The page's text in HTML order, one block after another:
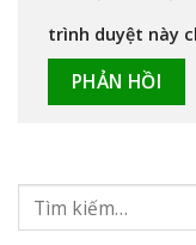
trình duyệt này